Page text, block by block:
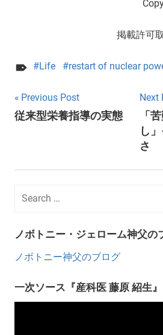
掲載許可
Life restart of nuclear
Post
navigation
Previous Post
従来型栄養指導の実態
Next
「
し
さ
ノボトニー・ジェローム神父の
ノボトニー神父のブログ
一次ソース『産科医 藤原 紹生』